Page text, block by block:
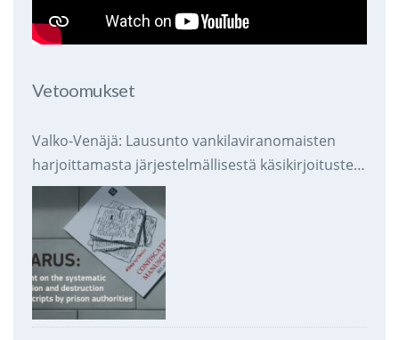
Vetoomukset
Valko-Venäjä: Lausunto vankilaviranomaisten
harjoittamasta järjestelmällisestä käsikirjoitusten
takavarikoinnista ja tuhoamisesta